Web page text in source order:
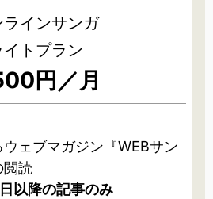
ラインサンガ
イトプラン
円／月
ェブマガジン『WEBサン
閲読
以降の記事のみ